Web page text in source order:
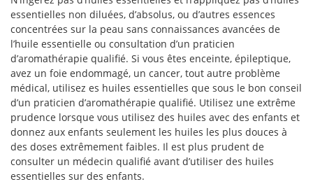
essentielles non diluées, d’absolus, ou d’autres essences
concentrées sur la peau sans connaissances avancées de
l’huile essentielle ou consultation d’un praticien
d’aromathérapie qualifié. Si vous êtes enceinte, épileptique,
avez un foie endommagé, un cancer, tout autre problème
médical, utilisez es huiles essentielles que sous le bon conseil
d’un praticien d’aromathérapie qualifié. Utilisez une extrême
prudence lorsque vous utilisez des huiles avec des enfants et
donnez aux enfants seulement les huiles les plus douces à
des doses extrêmement faibles. Il est plus prudent de
consulter un médecin qualifié avant d’utiliser des huiles
essentielles sur des enfants.